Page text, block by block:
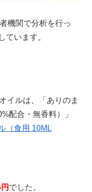
機関で分析を行っ
ています。
イルは、「ありのま
配合・無香料）」
（食用 10ML
でした。